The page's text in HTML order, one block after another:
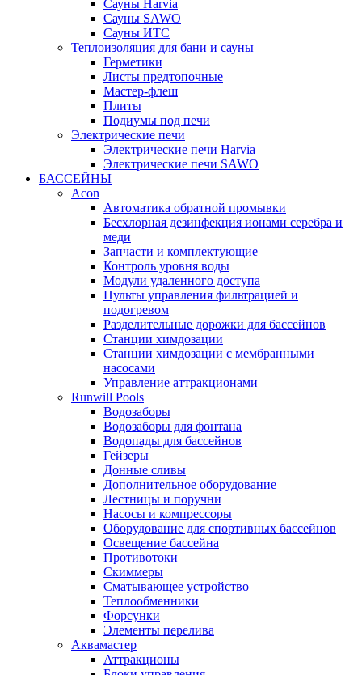
Cауны Harvia
Сауны SAWO
Сауны ИТС
Теплоизоляция для бани и сауны
Герметики
Листы предтопочные
Мастер-флеш
Плиты
Подиумы под печи
Электрические печи
Электрические печи Harvia
Электрические печи SAWO
БАССЕЙНЫ
Acon
Автоматика обратной промывки
Беcхлорная дезинфекция ионами серебра и
меди
Запчасти и комплектующие
Контроль уровня воды
Модули удаленного доступа
Пульты управления фильтрацией и
подогревом
Разделительные дорожки для бассейнов
Станции химдозации
Станции химдозации с мембранными
насосами
Управление аттракционами
Runwill Pools
Водозаборы
Водозаборы для фонтана
Водопады для бассейнов
Гейзеры
Донные сливы
Дополнительное оборудование
Лестницы и поручни
Насосы и компрессоры
Оборудование для спортивных бассейнов
Освещение бассейна
Противотоки
Скиммеры
Сматывающее устройство
Теплообменники
Форсунки
Элементы перелива
Аквамастер
Аттракционы